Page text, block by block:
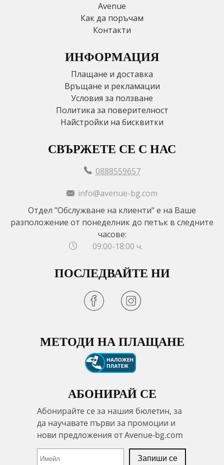
Avenue
Как да поръчам
Контакти
ИНФОРМАЦИЯ
Плащане и доставка
Връщане и рекламации
Условия за ползване
Политика за поверителност
Найстройки на бисквитки
СВЪРЖЕТЕ СЕ С НАС
0888559657
info@avenue-bg.com
Отдел "Обслужване на клиенти" е на Ваше
разположение от понеделник до петък в следните
часове:
09:00-18:00 ч.
ПОСЛЕДВАЙТЕ НИ
МЕТОДИ НА ПЛАЩАНЕ
АБОНИРАЙ СЕ